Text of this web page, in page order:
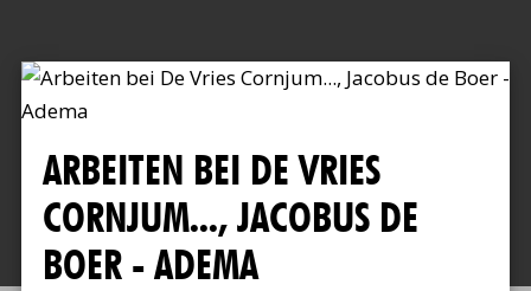
ARBEITEN BEI DE VRIES
CORNJUM..., JACOBUS DE
BOER - ADEMA